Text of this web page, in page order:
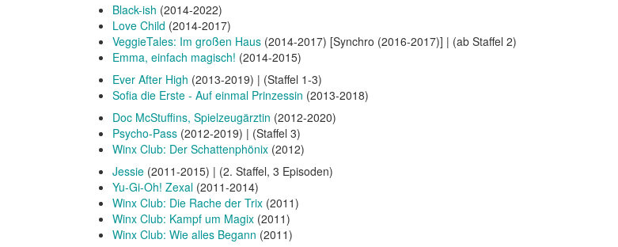
Black-ish (2014-2022)
Love Child (2014-2017)
VeggieTales: Im großen Haus (2014-2017) [Synchro (2016-2017)] | (ab Staffel 2)
Emma, einfach magisch! (2014-2015)
Ever After High (2013-2019) | (Staffel 1-3)
Sofia die Erste - Auf einmal Prinzessin (2013-2018)
Doc McStuffins, Spielzeugärztin (2012-2020)
Psycho-Pass (2012-2019) | (Staffel 3)
Winx Club: Der Schattenphönix (2012)
Jessie (2011-2015) | (2. Staffel, 3 Episoden)
Yu-Gi-Oh! Zexal (2011-2014)
Winx Club: Die Rache der Trix (2011)
Winx Club: Kampf um Magix (2011)
Winx Club: Wie alles Begann (2011)